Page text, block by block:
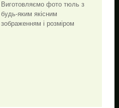
Виготовляємо фото тюль з
будь-яким якісним
зображенням і розміром